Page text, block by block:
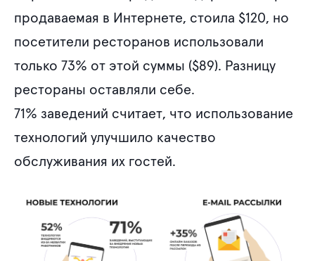
продаваемая в Интернете, стоила $120, но
посетители ресторанов использовали
только 73% от этой суммы ($89). Разницу
рестораны оставляли себе.
71% заведений считает, что использование
технологий улучшило качество
обслуживания их гостей.